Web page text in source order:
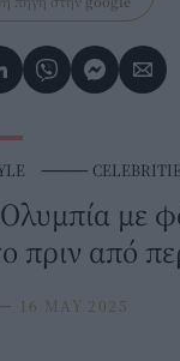
⸻
με
πριν από
16 MAY 2025